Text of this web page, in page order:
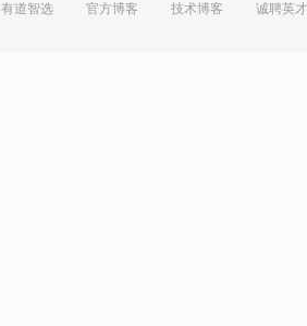
有道智选 官方博客 技术博客 诚聘英才